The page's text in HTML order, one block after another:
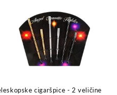
cigaršpice - 2 veličine